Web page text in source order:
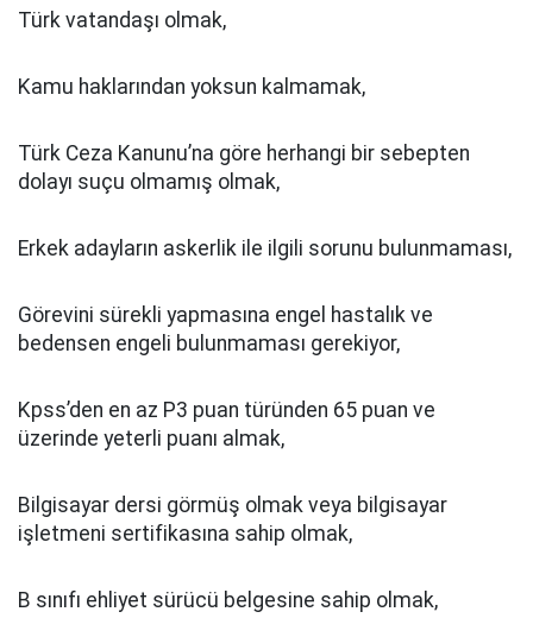
Türk vatandaşı olmak,
Kamu haklarından yoksun kalmamak,
Türk Ceza Kanunu’na göre herhangi bir sebepten
dolayı suçu olmamış olmak,
Erkek adayların askerlik ile ilgili sorunu bulunmaması,
Görevini sürekli yapmasına engel hastalık ve
bedensen engeli bulunmaması gerekiyor,
Kpss’den en az P3 puan türünden 65 puan ve
üzerinde yeterli puanı almak,
Bilgisayar dersi görmüş olmak veya bilgisayar
işletmeni sertifikasına sahip olmak,
B sınıfı ehliyet sürücü belgesine sahip olmak,